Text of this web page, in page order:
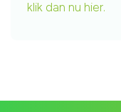
klik dan nu hier.